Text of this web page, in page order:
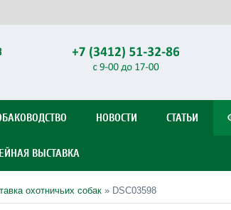
НОВОСТИ СТАТЬИ
ВЫСТАВКА
охотничьих собак » DSC03598